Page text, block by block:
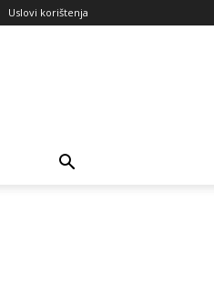
Uslovi korištenja